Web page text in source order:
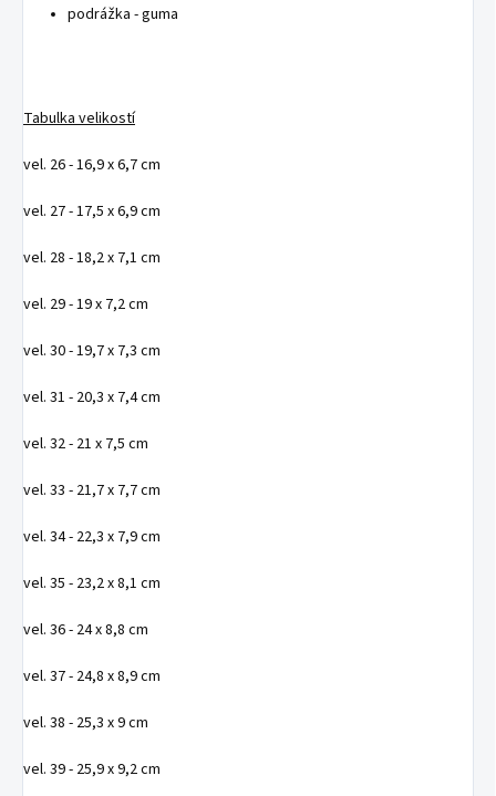
podrážka - guma
Tabulka velikostí
vel. 26 - 16,9 x 6,7 cm
vel. 27 - 17,5 x 6,9 cm
vel. 28 - 18,2 x 7,1 cm
vel. 29 - 19 x 7,2 cm
vel. 30 - 19,7 x 7,3 cm
vel. 31 - 20,3 x 7,4 cm
vel. 32 - 21 x 7,5 cm
vel. 33 - 21,7 x 7,7 cm
vel. 34 - 22,3 x 7,9 cm
vel. 35 - 23,2 x 8,1 cm
vel. 36 - 24 x 8,8 cm
vel. 37 - 24,8 x 8,9 cm
vel. 38 - 25,3 x 9 cm
vel. 39 - 25,9 x 9,2 cm